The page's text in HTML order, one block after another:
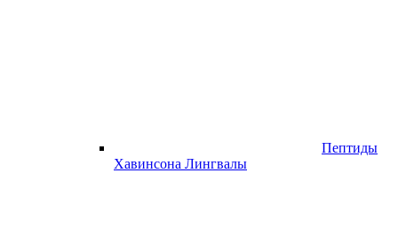
Пептиды
Хавинсона Лингвалы